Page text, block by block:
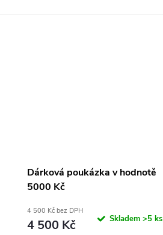
Dárková poukázka v hodnotě
5000 Kč
4 500 Kč bez DPH
4 500 Kč Skladem >5 ks